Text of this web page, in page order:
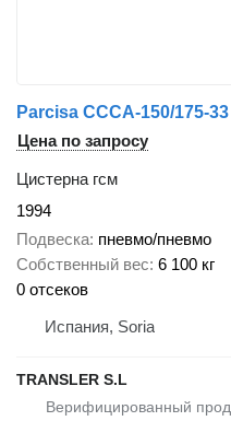
Parcisa CCCA-150/175-33
Цена по запросу
Цистерна гсм
1994
Подвеска пневмо/пневмо
Собственный вес 6 100 кг
0 отсеков
Испания, Soria
TRANSLER S.L